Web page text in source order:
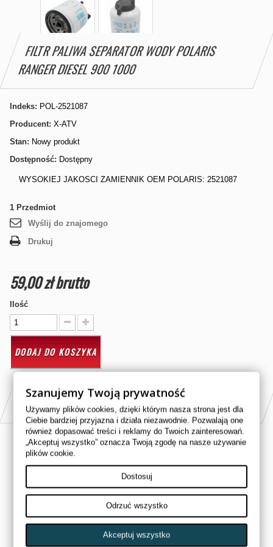
FILTR PALIWA SEPARATOR WODY POLARIS
RANGER DIESEL 900 1000
Indeks: POL-2521087
Producent: X-ATV
Stan: Nowy produkt
Dostępność: Dostępny
WYSOKIEJ JAKOSCI ZAMIENNIK OEM POLARIS: 2521087
1 Przedmiot
Wyślij do znajomego
Drukuj
59,00 złbrutto
Ilość
DODAJ DO KOSZYKA
PASUJE DO
POLARIS 1000cc RANGER 2015
POLARIS 1000cc RANGER 2016
POLARIS 1000cc RANGER 2017
POLARIS 900cc DIESEL 2012
POLARIS 900cc DIESEL 2013
POLARIS 900cc DIESEL 2014
Szanujemy Twoją prywatność
Używamy plików cookies, dzięki którym nasza strona jest dla
Ciebie bardziej przyjazna i działa niezawodnie. Pozwalają one
również dopasować treści i reklamy do Twoich zainteresowań.
„Akceptuj wszystko” oznacza Twoją zgodę na nasze używanie
plików cookie.
Dostosuj
Odrzuć wszystko
Akceptuj wszystko